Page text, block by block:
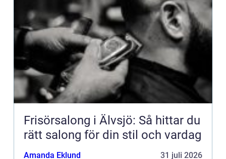
Frisörsalong i Älvsjö: Så hittar du
rätt salong för din stil och vardag
Amanda Eklund 31 juli 2026